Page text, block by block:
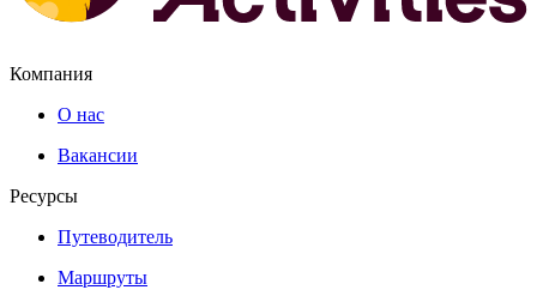
Компания
О нас
Вакансии
Ресурсы
Путеводитель
Маршруты